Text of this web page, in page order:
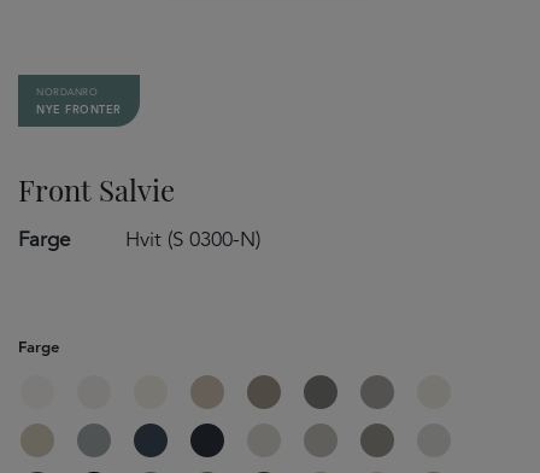
Front Salvie
NORDANRO
NYE FRONTER
Farge Hvit (S 0300-N)
Farge